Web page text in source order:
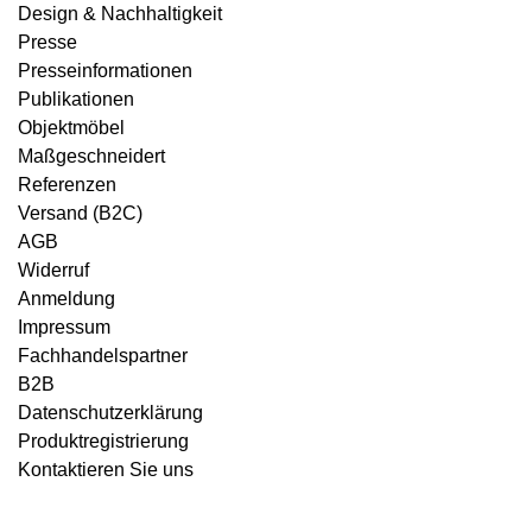
Design & Nachhaltigkeit
Presse
Presseinformationen
Publikationen
Objektmöbel
Maßgeschneidert
Referenzen
Versand (B2C)
AGB
Widerruf
Anmeldung
Impressum
Fachhandelspartner
B2B
Datenschutzerklärung
Produktregistrierung
Kontaktieren Sie uns